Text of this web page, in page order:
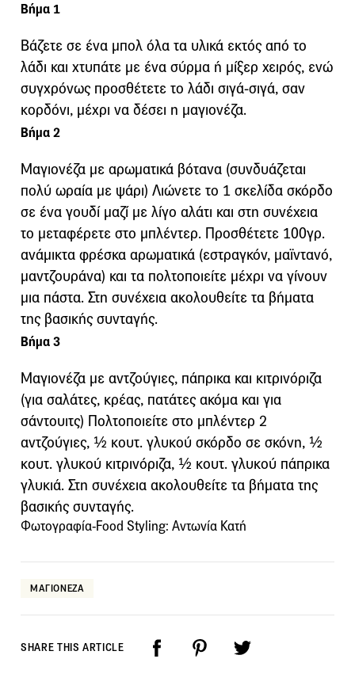
Βήμα 1
Βάζετε σε ένα μπολ όλα τα υλικά εκτός από το
λάδι και χτυπάτε με ένα σύρμα ή μίξερ χειρός, ενώ
συγχρόνως προσθέτετε το λάδι σιγά-σιγά, σαν
κορδόνι, μέχρι να δέσει η μαγιονέζα.
Βήμα 2
Μαγιονέζα με αρωματικά βότανα (συνδυάζεται
πολύ ωραία με ψάρι) Λιώνετε το 1 σκελίδα σκόρδο
σε ένα γουδί μαζί με λίγο αλάτι και στη συνέχεια
το μεταφέρετε στο μπλέντερ. Προσθέτετε 100γρ.
ανάμικτα φρέσκα αρωματικά (εστραγκόν, μαϊντανό,
μαντζουράνα) και τα πολτοποιείτε μέχρι να γίνουν
μια πάστα. Στη συνέχεια ακολουθείτε τα βήματα
της βασικής συνταγής.
Βήμα 3
Μαγιονέζα με αντζούγιες, πάπρικα και κιτρινόριζα
(για σαλάτες, κρέας, πατάτες ακόμα και για
σάντουιτς) Πολτοποιείτε στο μπλέντερ 2
αντζούγιες, ½ κουτ. γλυκού σκόρδο σε σκόνη, ½
κουτ. γλυκού κιτρινόριζα, ½ κουτ. γλυκού πάπρικα
γλυκιά. Στη συνέχεια ακολουθείτε τα βήματα της
βασικής συνταγής.
Φωτογραφία-Food Styling: Αντωνία Κατή
ΜΑΓΙΟΝΕΖΑ
SHARE THIS ARTICLE